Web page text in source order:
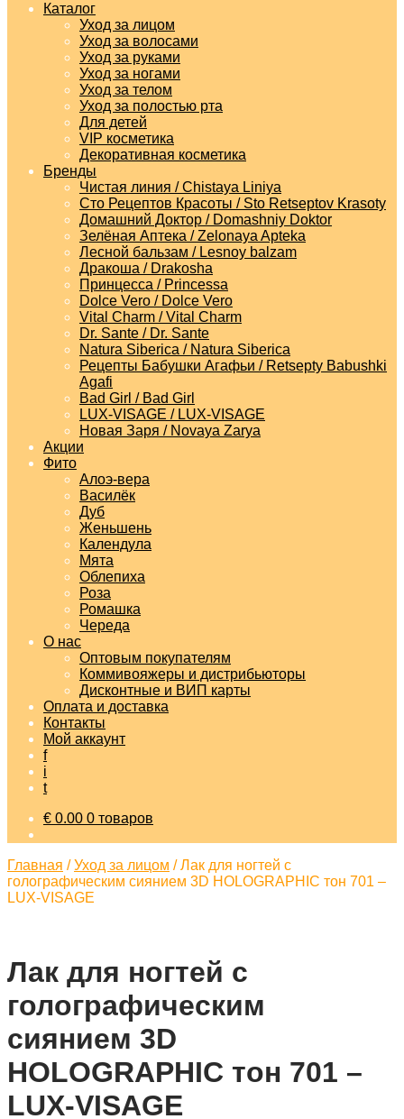
Каталог
Уход за лицом
Уход за волосами
Уход за руками
Уход за ногами
Уход за телом
Уход за полостью рта
Для детей
VIP косметика
Декоративная косметика
Бренды
Чистая линия / Chistaya Liniya
Сто Рецептов Красоты / Sto Retseptov Krasoty
Домашний Доктор / Domashniy Doktor
Зелёная Аптека / Zelonaya Apteka
Лесной бальзам / Lesnoy balzam
Дракоша / Drakosha
Принцесса / Princessa
Dolce Vero / Dolce Vero
Vital Charm / Vital Charm
Dr. Sante / Dr. Sante
Natura Siberica / Natura Siberica
Рецепты Бабушки Агафьи / Retsepty Babushki
Agafi
Bad Girl / Bad Girl
LUX-VISAGE / LUX-VISAGE
Новая Заря / Novaya Zarya
Акции
Фито
Алоэ-вера
Василёк
Дуб
Женьшень
Календула
Мята
Облепиха
Роза
Ромашка
Череда
О нас
Оптовым покупателям
Коммивояжеры и дистрибьюторы
Дисконтные и ВИП карты
Оплата и доставка
Контакты
Мой аккаунт
f
i
t
€ 0.00 0 товаров
Главная /Уход за лицом /Лак для ногтей с
голографическим сиянием 3D HOLOGRAPHIC тон 701 –
LUX-VISAGE
Лак для ногтей с
голографическим
сиянием 3D
HOLOGRAPHIC тон 701 –
LUX-VISAGE